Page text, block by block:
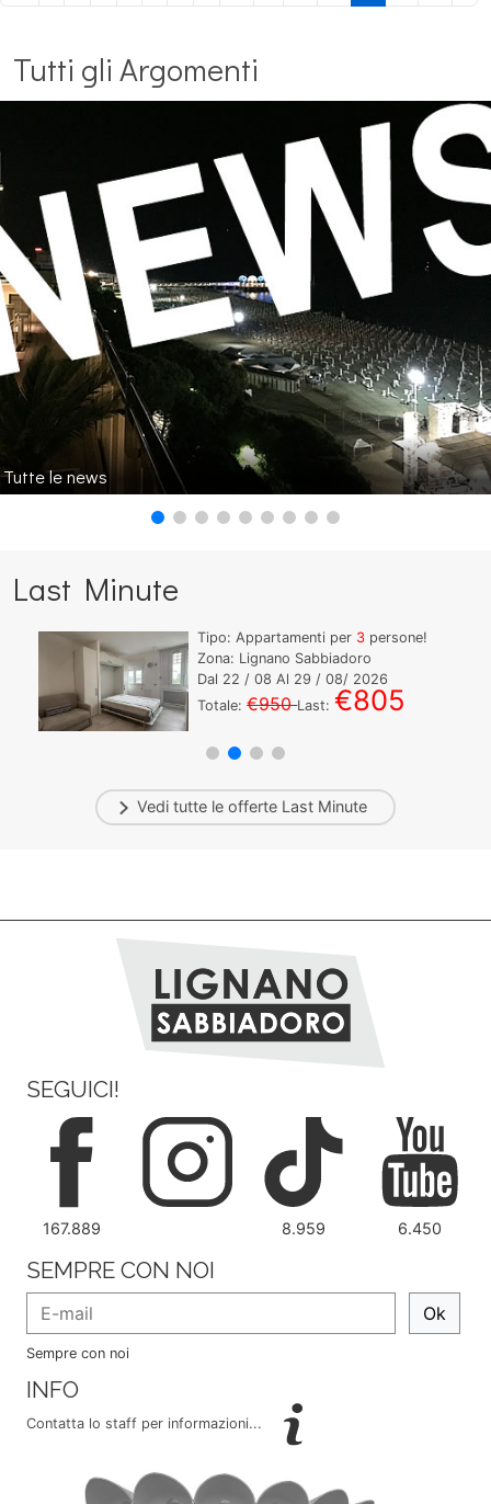
Tutti gli Argomenti
Tutte le news
Last Minute
Tipo: Appartamenti per3persone!
Zona: Lignano Sabbiadoro
Dal 22 / 08 Al29 / 08/ 2026
Totale:€950Last:€805
Vedi tutte le offerte Last Minute
SEGUICI!
167.889 8.959 6.450
SEMPRE CON NOI
Ok
Sempre con noi
INFO
Contatta lo staff per informazioni...